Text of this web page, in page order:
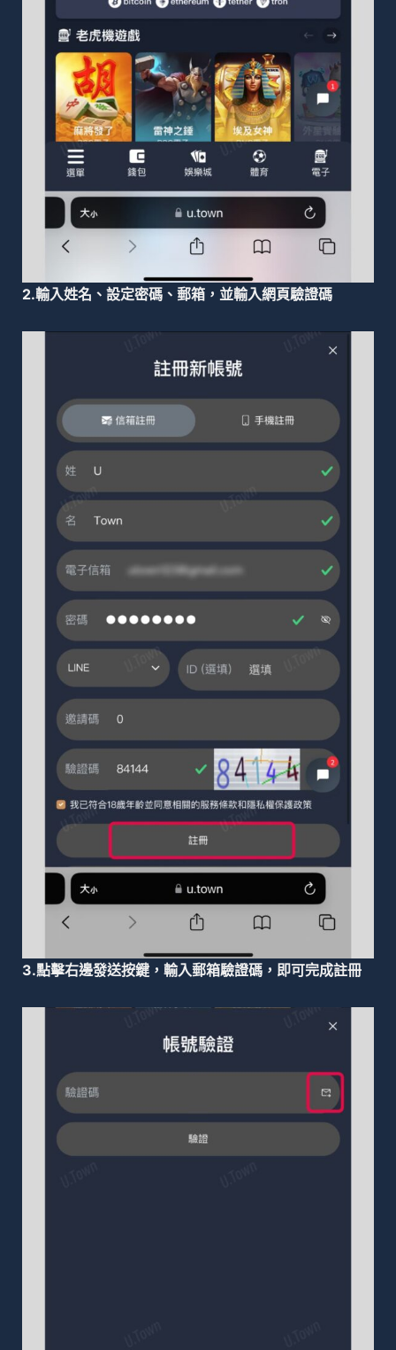
2.輸入姓名、設定密碼、郵箱，並輸入網頁驗證碼
3.點擊右邊發送按鍵，輸入郵箱驗證碼，即可完成註冊